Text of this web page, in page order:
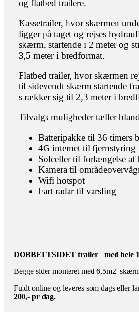
og flatbed trailere.
Kassetrailer, hvor skærmen
ligger på taget og rejses
skærm, startende i 2 meter og
3,5 meter i bredformat.
Flatbed trailer, hvor skærmen
til sidevendt skærm startende
strækker sig til 2,3 meter i
Tilvalgs muligheder tæller
Batteripakke til 36 timers
4G internet til fjernstyring
Solceller til forlængelse af
Kamera til
Wifi hotspot
Fart radar til varsling
DOBBELTSIDET trailer med hele
Begge sider monteret med 6,5m2
Fuldt online og leveres som dags eller
200,- pr dag.